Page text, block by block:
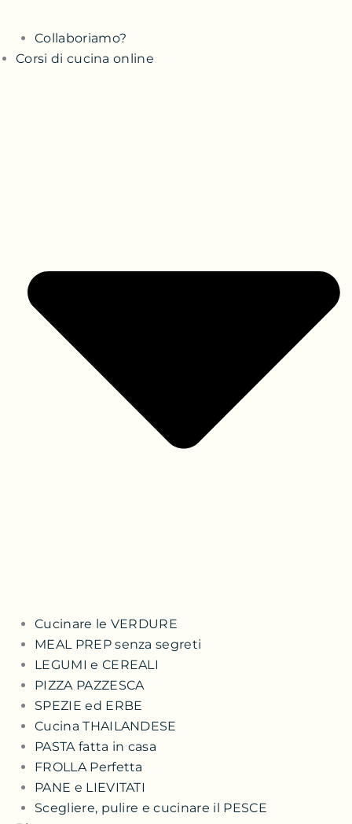
Collaboriamo?
Corsi di cucina online
Cucinare le VERDURE
MEAL PREP senza segreti
LEGUMI e CEREALI
PIZZA PAZZESCA
SPEZIE ed ERBE
Cucina THAILANDESE
PASTA fatta in casa
FROLLA Perfetta
PANE e LIEVITATI
Scegliere, pulire e cucinare il PESCE